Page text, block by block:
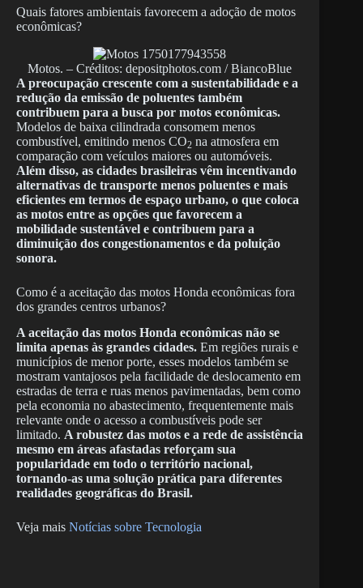
Quais fatores ambientais favorecem a adoção de motos
econômicas?
Motos. – Créditos: depositphotos.com / BiancoBlue
A preocupação crescente com a sustentabilidade e a
redução da emissão de poluentes também
contribuem para a busca por motos econômicas.
Modelos de baixa cilindrada consomem menos
combustível, emitindo menos CO2 na atmosfera em
comparação com veículos maiores ou automóveis.
Além disso, as cidades brasileiras vêm incentivando
alternativas de transporte menos poluentes e mais
eficientes em termos de espaço urbano, o que coloca
as motos entre as opções que favorecem a
mobilidade sustentável e contribuem para a
diminuição dos congestionamentos e da poluição
sonora.
Como é a aceitação das motos Honda econômicas fora
dos grandes centros urbanos?
A aceitação das motos Honda econômicas não se
limita apenas às grandes cidades. Em regiões rurais e
municípios de menor porte, esses modelos também se
mostram vantajosos pela facilidade de deslocamento em
estradas de terra e ruas menos pavimentadas, bem como
pela economia no abastecimento, frequentemente mais
relevante onde o acesso a combustíveis pode ser
limitado. A robustez das motos e a rede de assistência
mesmo em áreas afastadas reforçam sua
popularidade em todo o território nacional,
tornando-as uma solução prática para diferentes
realidades geográficas do Brasil.
Veja mais Notícias sobre Tecnologia